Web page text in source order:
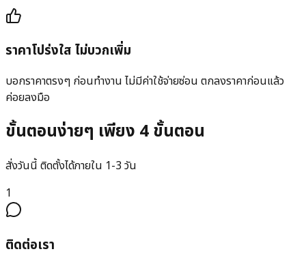
ราคาโปร่งใส ไม่บวกเพิ่ม
บอกราคาตรงๆ ก่อนทำงาน ไม่มีค่าใช้จ่ายซ่อน ตกลงราคาก่อนแล้ว
ค่อยลงมือ
ขั้นตอนง่ายๆ เพียง 4 ขั้นตอน
สั่งวันนี้ ติดตั้งได้ภายใน 1-3 วัน
1
ติดต่อเรา